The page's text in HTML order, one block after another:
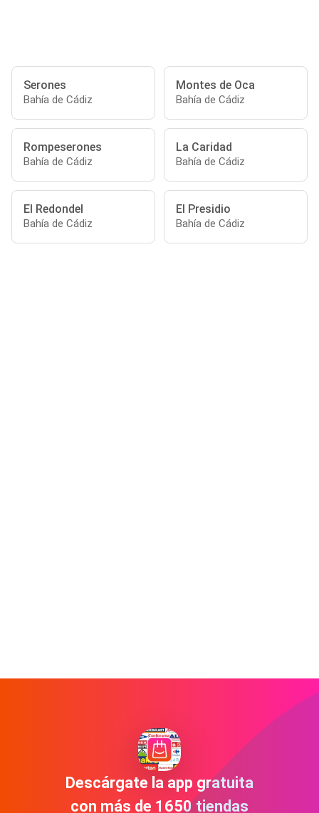
Serones
Bahía de Cádiz
Montes de Oca
Bahía de Cádiz
Rompeserones
Bahía de Cádiz
La Caridad
Bahía de Cádiz
El Redondel
Bahía de Cádiz
El Presidio
Bahía de Cádiz
Descárgate la app gratuita
con más de 1650 tiendas